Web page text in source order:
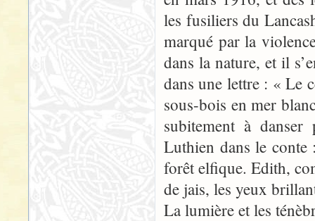
les fusiliers du
marqué par la
dans la nature, et il
dans une lettre : « Le
sous-bois en mer
subitement à
Luthien dans le conte
forêt elfique. Edith,
de jais, les yeux
La lumière et les